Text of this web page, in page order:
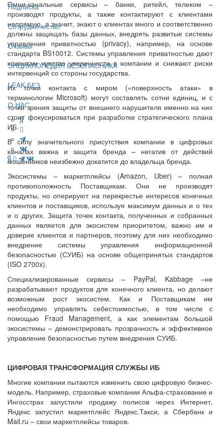
Подписка
Сотрудничество
Отзывы
ЭНЦИКЛОПЕДИЯ БЕЗОПАСНИКА
LEAK-БЕЗ
О НАС
Омни-канальные сервисы – банки, ритейл, телеком –
производят продукты, а также контактируют с клиентами
напрямую, а значит, знают о клиентах много и соответственно
должны защищать базы данных, внедрять развитые системы
управления приватностью (privacy), например, на основе
стандарта BS10012. Системы управления приватностью дают
клиентам чувство уверенности в компании и снижают риски
интервенций со стороны государства.
Их точки контакта с миром («поверхность атаки» в
терминологии Microsoft) могут составлять сотни единиц, и с
точки зрения защиты от внешнего нарушителя именно на них
стоит фокусироваться при разработке стратегического плана
ИБ.
В силу значительного присутствия компании в цифровых
каналах важна и защита бренда – негатив от действий
мошенников неизбежно докатится до владельца бренда.
Экосистемы – маркетплейсы (Amazon, Uber) – полная
противоположность Поставщикам. Они не производят
продукты, но оперируют на перекрестье интересов конечных
клиентов и поставщиков, используя максимум данных и о тех
и о других. Защита точек контакта, полученных и собранных
данных является для экосистем приоритетом, важно им и
доверие клиентов и партнеров, поэтому для них необходимо
внедрение системы управления информационной
безопасностью (СУИБ) на основе общепринятых стандартов
(ISO 2700x).
Специализированные сервисы – PayPal, Kabbage –не
разрабатывают продуктов для конечного клиента, но делают
возможным рост экосистем. Как и Поставщикам им
необходимо управлять себестоимостью, в том числе с
помощью Fraud Management, а как элементам большой
экосистемы – демонстрировать прозрачность и эффективное
управление безопасностью путем внедрения СУИБ.
ЦИФРОВАЯ ТРАНСФОРМАЦИЯ СЛУЖБЫ ИБ
Многие компании пытаются изменить свою цифровую бизнес-
модель. Например, страховые компании Альфа-страхование и
Ингосстрах запустили продажу полисов через Интернет,
Яндекс запустил маркетплейс Яндекс.Такси, а Сбербанк и
Mail.ru – свои маркетплейсы товаров.